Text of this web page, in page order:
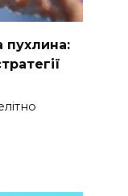
пухлина: